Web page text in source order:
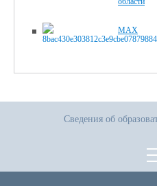
MAX
Сведения об